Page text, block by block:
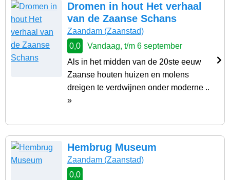
Dromen in hout Het verhaal
van de Zaanse Schans
Zaandam (Zaanstad)
0,0
Vandaag, t/m 6 september
Als in het midden van de 20ste eeuw
Zaanse houten huizen en molens
dreigen te verdwijnen onder moderne ..
»
Hembrug Museum
Zaandam (Zaanstad)
0,0